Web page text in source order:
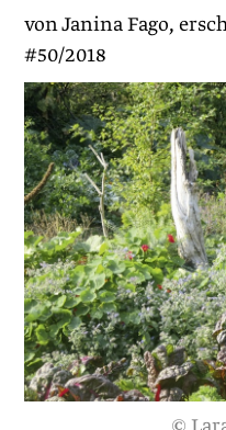
von Janina Fago,
#50/2018